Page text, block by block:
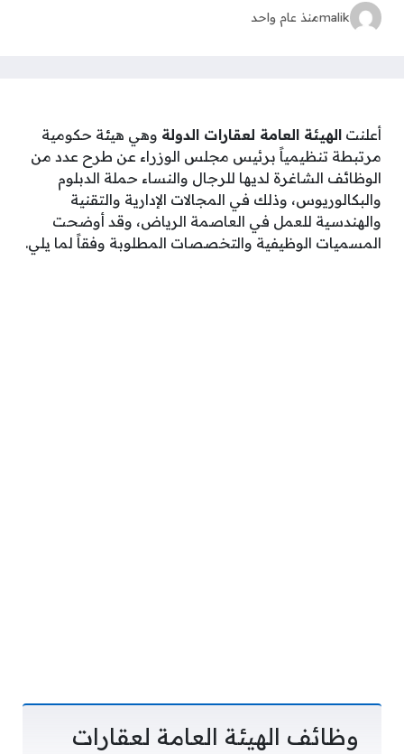
malikمنذ عام واحد
أعلنت الهيئة العامة لعقارات الدولة وهي هيئة حكومية
مرتبطة تنظيمياً برئيس مجلس الوزراء عن طرح عدد من
الوظائف الشاغرة لديها للرجال والنساء حملة الدبلوم
والبكالوريوس، وذلك في المجالات الإدارية والتقنية
والهندسية للعمل في العاصمة الرياض، وقد أوضحت
المسميات الوظيفية والتخصصات المطلوبة وفقاً لما يلي.
وظائف الهيئة العامة لعقارات